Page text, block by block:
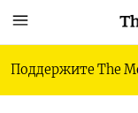
Поддержите The